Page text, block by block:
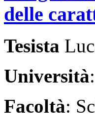
delle
Tesista
Università
Facoltà: